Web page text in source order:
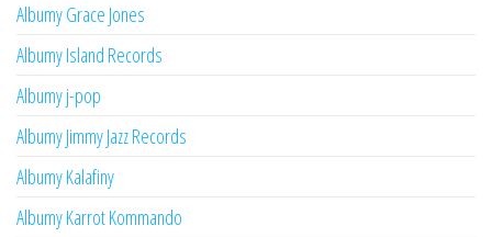
Albumy Grace Jones
Albumy Island Records
Albumy j-pop
Albumy Jimmy Jazz Records
Albumy Kalafiny
Albumy Karrot Kommando